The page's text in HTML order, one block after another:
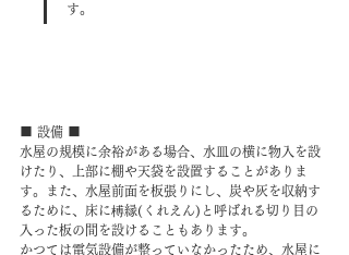
す。
■ 設備 ■
水屋の規模に余裕がある場合、水皿の横に物入を設
けたり、上部に棚や天袋を設置することがありま
す。また、水屋前面を板張りにし、炭や灰を収納す
るために、床に榑縁(くれえん)と呼ばれる切り目の
入った板の間を設けることもあります。
かつては電気設備が整っていなかったため、水屋に